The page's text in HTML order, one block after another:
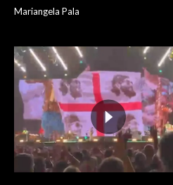
Mariangela Pala